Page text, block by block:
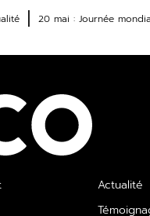
20 mai : Journée
Actualité